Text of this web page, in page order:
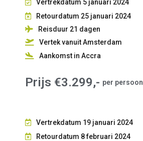
Vertrekdatum 5 januari 2024
Retourdatum 25 januari 2024
Reisduur 21 dagen
Vertek vanuit Amsterdam
Aankomst in Accra
Prijs €3.299,- per persoon
Vertrekdatum 19 januari 2024
Retourdatum 8 februari 2024